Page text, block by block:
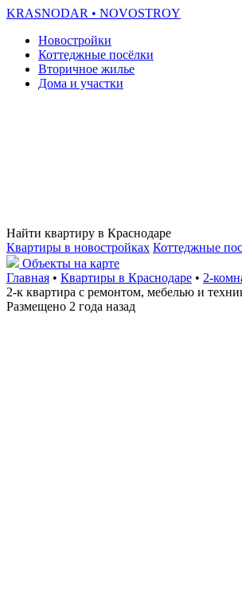
KRASNODAR • NOVOSTROY
Новостройки
Коттеджные посёлки
Вторичное жилье
Дома и участки
Найти квартиру в Краснодаре
Квартиры в новостройках Коттеджные
Объекты на карте
Главная • Квартиры в Краснодаре • 2-
2-к квартира с ремонтом, мебелью и
Размещено 2 года назад